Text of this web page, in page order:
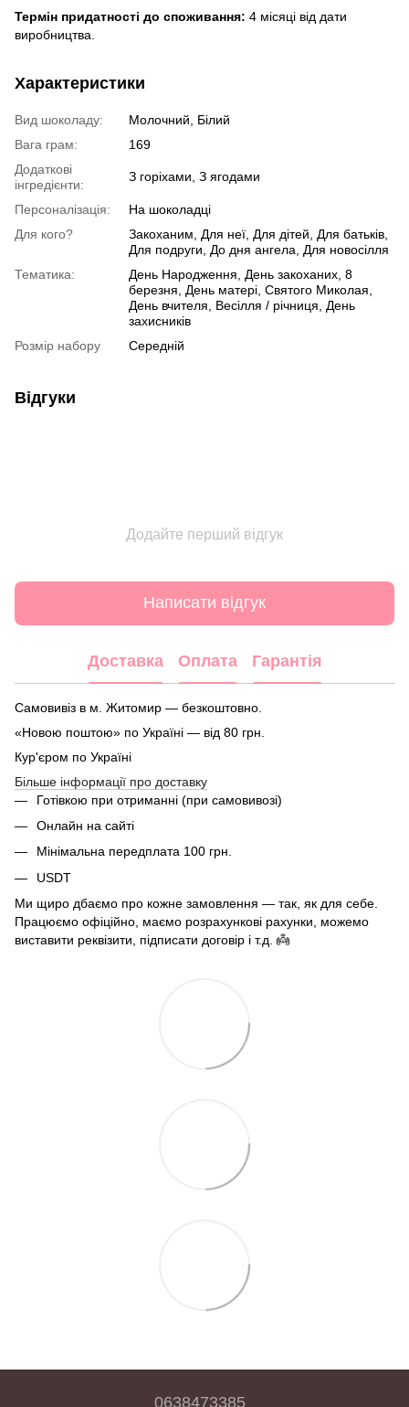
Термін придатності до споживання: 4 місяці від дати
виробництва.
Характеристики
Вид шоколаду:
Молочний, Білий
Вага грам:
169
Додаткові
інгредієнти:
З горіхами, З ягодами
Персоналізація:
На шоколадці
Для кого?
Закоханим, Для неї, Для дітей, Для батьків,
Для подруги, До дня ангела, Для новосілля
Тематика:
День Народження, День закоханих, 8
березня, День матері, Святого Миколая,
День вчителя, Весілля / річниця, День
захисників
Розмір набору
Середній
Відгуки
Додайте перший відгук
Написати відгук
Доставка Оплата Гарантія
Самовивіз в м. Житомир — безкоштовно.
«Новою поштою» по Україні — від 80 грн.
Кур'єром по Україні
Більше інформації про доставку
Готівкою при отриманні (при самовивозі)
Онлайн на сайті
Мінімальна передплата 100 грн.
USDT
Ми щиро дбаємо про кожне замовлення — так, як для себе.
Працюємо офіційно, маємо розрахункові рахунки, можемо
виставити реквізити, підписати договір і т.д. 👼
0638473385